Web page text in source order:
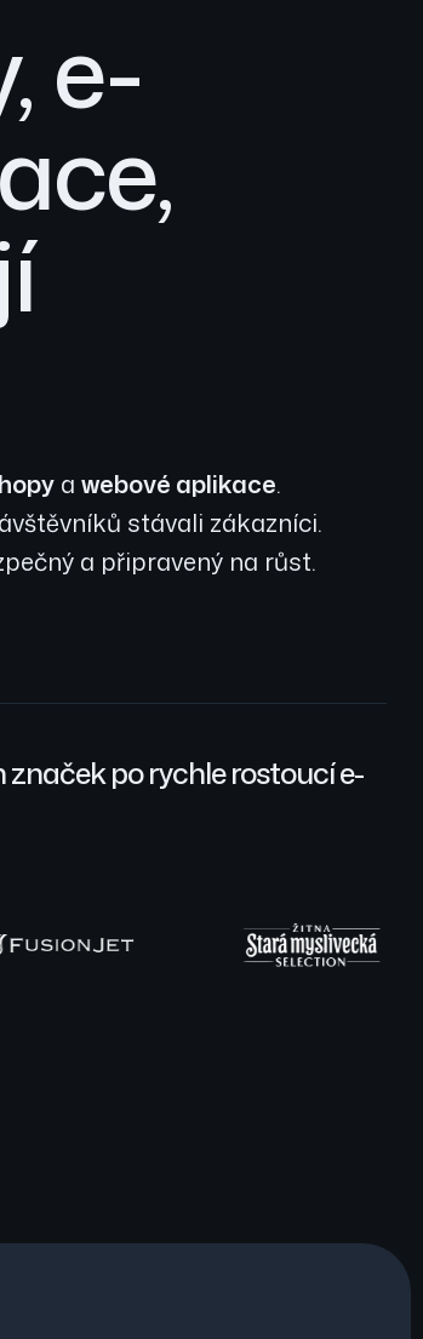
e-
a webové aplikace.
stávali zákazníci.
a připravený na růst.
po rychle rostoucí e-